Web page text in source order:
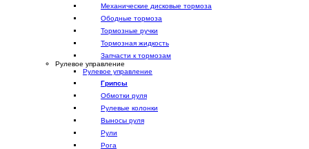
Механические дисковые тормоза
Ободные тормоза
Тормозные ручки
Тормозная жидкость
Запчасти к тормозам
Рулевое управление
Рулевое управление
Грипсы
Обмотки руля
Рулевые колонки
Выносы руля
Рули
Рога